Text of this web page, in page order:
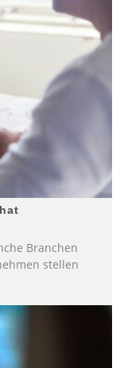
Branchen
stellen